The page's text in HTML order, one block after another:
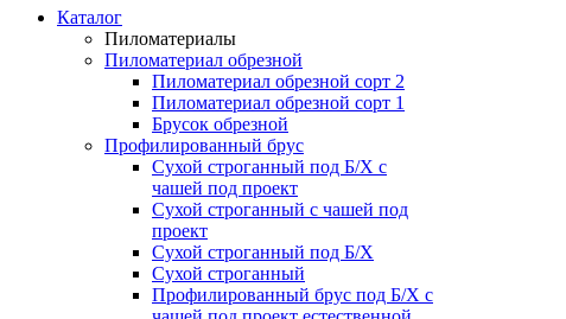
Каталог
Пиломатериалы
Пиломатериал обрезной
Пиломатериал обрезной сорт 2
Пиломатериал обрезной сорт 1
Брусок обрезной
Профилированный брус
Сухой строганный под Б/Х с
чашей под проект
Сухой строганный с чашей под
проект
Сухой строганный под Б/Х
Сухой строганный
Профилированный брус под Б/Х с